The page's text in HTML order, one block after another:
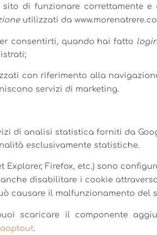
di funzionare correttamente
utilizzati da
consentirti, quando hai fatto
con riferimento alla
servizi di marketing.
di analisi statistica forniti da
esclusivamente statistiche.
Explorer, Firefox, etc.) sono
disabilitare i cookie
causare il malfunzionamento del
scaricare il componente
.